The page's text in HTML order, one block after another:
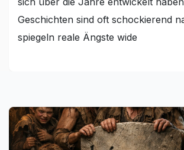
Geschichten sind oft schockierend
spiegeln reale Ängste wide